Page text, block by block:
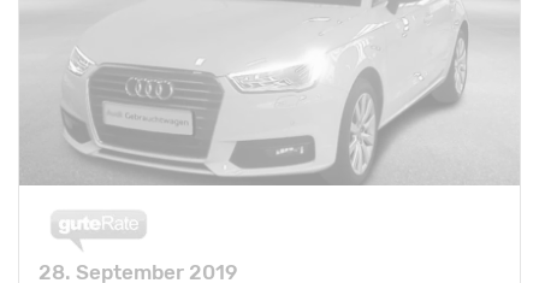
28. September 2019